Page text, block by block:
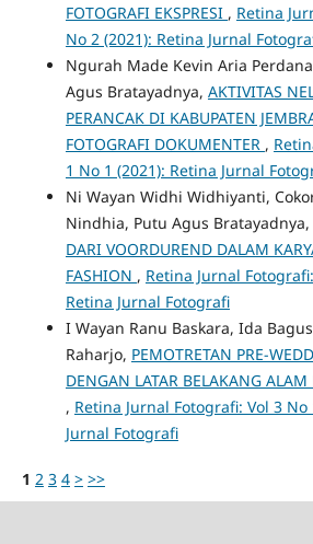
FOTOGRAFI EKSPRESI , Retina
No 2 (2021): Retina Jurnal
Ngurah Made Kevin Aria
Agus Bratayadnya, AKTIVITAS
PERANCAK DI KABUPATEN
FOTOGRAFI DOKUMENTER ,
1 No 1 (2021): Retina Jurnal
Ni Wayan Widhi Widhiyanti,
Nindhia, Putu Agus Bratayadnya,
DARI VOORDUREND DALAM
FASHION , Retina Jurnal
Retina Jurnal Fotografi
I Wayan Ranu Baskara, Ida
Raharjo, PEMOTRETAN PRE-
DENGAN LATAR BELAKANG
, Retina Jurnal Fotografi: Vol 3 No
Jurnal Fotografi
1 2 3 4 > >>